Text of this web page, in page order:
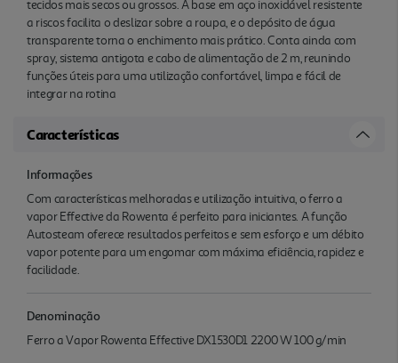
tecidos mais secos ou grossos. A base em aço inoxidável resistente
a riscos facilita o deslizar sobre a roupa, e o depósito de água
transparente torna o enchimento mais prático. Conta ainda com
spray, sistema antigota e cabo de alimentação de 2 m, reunindo
funções úteis para uma utilização confortável, limpa e fácil de
integrar na rotina
Características
Informações
Com características melhoradas e utilização intuitiva, o ferro a
vapor Effective da Rowenta é perfeito para iniciantes. A função
Autosteam oferece resultados perfeitos e sem esforço e um débito
vapor potente para um engomar com máxima eficiência, rapidez e
facilidade.
Denominação
Ferro a Vapor Rowenta Effective DX1530D1 2200 W 100 g/min